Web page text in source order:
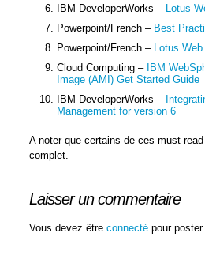
IBM DeveloperWorks – Lotus
Powerpoint/French – Best
Powerpoint/French – Lotus
Cloud Computing – IBM
Image (AMI) Get Started Guide
IBM DeveloperWorks –
Management for version 6
A noter que certains de ces must-
complet.
Laisser un commentaire
Vous devez être connecté pour